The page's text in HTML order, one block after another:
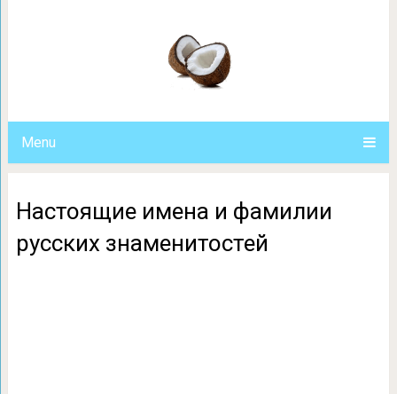
Menu
Настоящие имена и фамилии
русских знаменитостей